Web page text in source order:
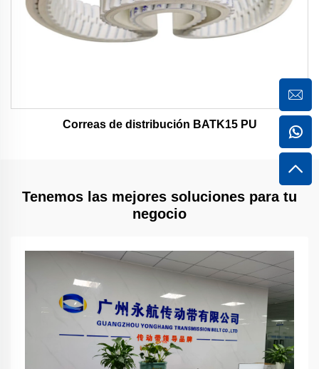
Correas de distribución BATK15 PU
Tenemos las mejores soluciones para tu
negocio